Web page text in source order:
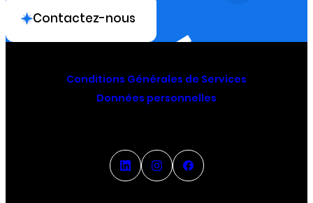
Contactez-nous
Conditions Générales de Services
Données personnelles